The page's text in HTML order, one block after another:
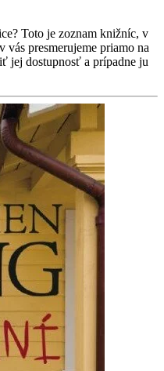
Toto je zoznam knižníc, v
presmerujeme priamo na
jej dostupnosť a prípadne ju